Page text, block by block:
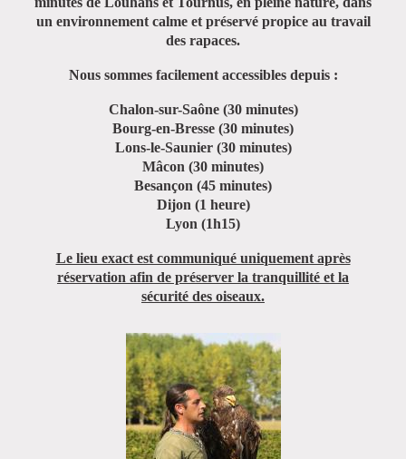
un environnement calme et préservé propice au travail
des rapaces.
Nous sommes facilement accessibles depuis :
Chalon-sur-Saône(30 minutes)
Bourg-en-Bresse (30 minutes)
Lons-le-Saunier(30 minutes)
Mâcon (30 minutes)
Besançon (45 minutes)
Dijon(1 heure)
Lyon (1h15)
Le lieu exact est communiqué uniquement après
réservation afin de préserver la tranquillité et la
sécurité des oiseaux.